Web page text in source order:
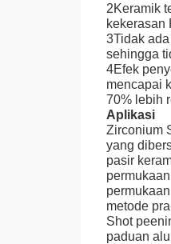
2Keramik
kekerasan
3Tidak
sehingga
4Efek
mencapai
70% lebih
Aplikasi
Zirconium
yang
pasir
metode
Shot
paduan